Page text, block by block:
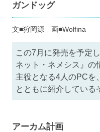
ガンドッグ
文■狩岡源 画■Wolfina
この7月に発売を予定
ネット・ネメシス』の
主役となる4人のPCを
とともに紹介している
アーカム計画